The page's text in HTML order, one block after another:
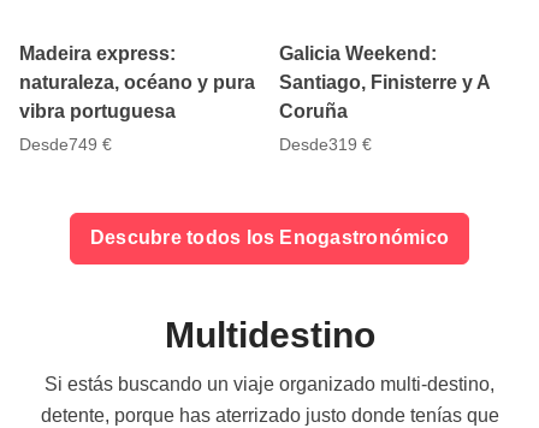
Madeira express:
naturaleza, océano y pura
vibra portuguesa
Desde749 €
Galicia Weekend:
Santiago, Finisterre y A
Coruña
Desde319 €
Descubre todos los Enogastronómico
Multidestino
Si estás buscando un viaje organizado multi-destino,
detente, porque has aterrizado justo donde tenías que